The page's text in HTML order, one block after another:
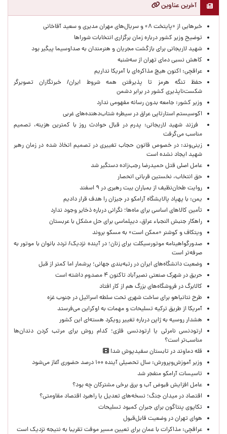
آخرین عناوین
خبرهایی از «پایتخت ۸» و سریال‌های مهران مدیری و سعید آقاخانی
توضیح وزیر کشور درباره زمان برگزاری انتخابات شوراها
شهید لاریجانی برای بازگشت مجریان و هنرمندان به صداوسیما پیگیر بود
کاهش نسبی دمای تهران از سه‌شنبه
عراقچی: اکنون هیچ مذاکره‌ای با آمریکا نداریم
حفظ تنگه هرمز تا پذیرفتن همه شروط ایران/ خبرنگاران تصویرگر
شکست‌ناپذیری کشور در برابر دشمن
وزیر کشور: جامعه بدون رسانه مفهومی ندارد
اکوسیستم استارتاپی عراق در سیطره شتاب‌دهنده‌‌های غربی
فرزند شهید لاریجانی: پدرم در قبال حوادث روز با کمترین هزینه، تصمیم
مناسب می‌گرفت
زینی‌وند: در خصوص قانون حجاب تغییری در تصمیم اتخاذ شده در زمان رهبر
شهید ایجاد نشده است
عامل اصلی قتل حمیدرضا رجب‌زاده دستگیر شد
حق انتخاب، نخستین قربانی انحصار
روایت طحان‌نظیف از بمباران بیت رهبری در ۹ اسفند
یمن: با پهپاد پالایشگاه آرامکو در جیزان را هدف قرار دادیم
تأمین کالاهای اساسی برای ماه‌ها؛ نگرانی درباره ذخایر وجود ندارد
راهکار جنبش النجباء عراق، دیپلماسی برای حل مشکل با عربستان
ویتکاف و کوشنر «ممکن است» به مسکو بروند
صدورگواهینامه موتورسیکلت برای زنان؛ در آینده نزدیک/ تردد بانوان با موتور به‌
صرفه‌تر است
وضعیت دانشگاه‌های ایران در رتبه‌بندی جهانی؛ پرشمار اما کمتر از قبل
حریق در شهرک صنعتی نصیرآباد تاکنون ۴ مصدوم داشته است
کالابرگ در فروشگاه‌های بزرگ هم از کار افتاد
طرح نتانیاهو برای ساخت شهری تحت سلطه اسرائیل در جنوب غزه
آمریکا از طریق ترکیه تسلیحات و مهمات به اوکراین می‌فرستد
هشدار روسیه به ژاپن درباره تغییر رویکرد هسته‌ای این کشور
ارتودنسی نامرئی یا ارتودنسی فلزی؛ کدام روش برای مرتب کردن دندان‌ها
مناسب‌تر است؟
قله دماوند در تابستان سفیدپوش شد!
وزیر آموزش‌وپرورش: سال تحصیلی آینده ۱۰۰ درصد حضوری آغاز می‌شود
تاسیسات آرامکو منفجر شد
عامل افزایش قبوض آب و برق برخی مشترکان چه بود؟
اقتصاد در میدان جنگ؛ نسخه‌های تعدیل یا راهبرد اقتصاد مقاومتی؟
تکاپوی پنتاگون برای جبران کمبود تسلیحات
هوای تهران در وضعیت قابل‌قبول
عراقچی: مذاکرات با عمان برای تعیین مسیر موقت تقریبا به نتیجه نزدیک است